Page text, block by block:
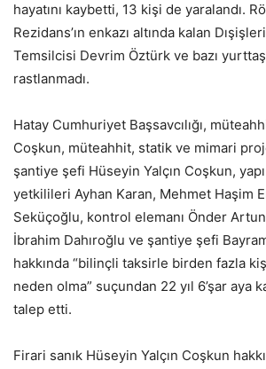
hayatını kaybetti, 13 kişi de yaralandı.
Rezidans’ın enkazı altında kalan
Temsilcisi Devrim Öztürk ve bazı
rastlanmadı.
Hatay Cumhuriyet Başsavcılığı,
Coşkun, müteahhit, statik ve mimari
şantiye şefi Hüseyin Yalçın Coşkun,
yetkilileri Ayhan Karan, Mehmet Haşim
Seküçoğlu, kontrol elemanı Önder
İbrahim Dahıroğlu ve şantiye şefi
hakkında “bilinçli taksirle birden fazla
neden olma” suçundan 22 yıl 6’şar aya
talep etti.
Firari sanık Hüseyin Yalçın Coşkun